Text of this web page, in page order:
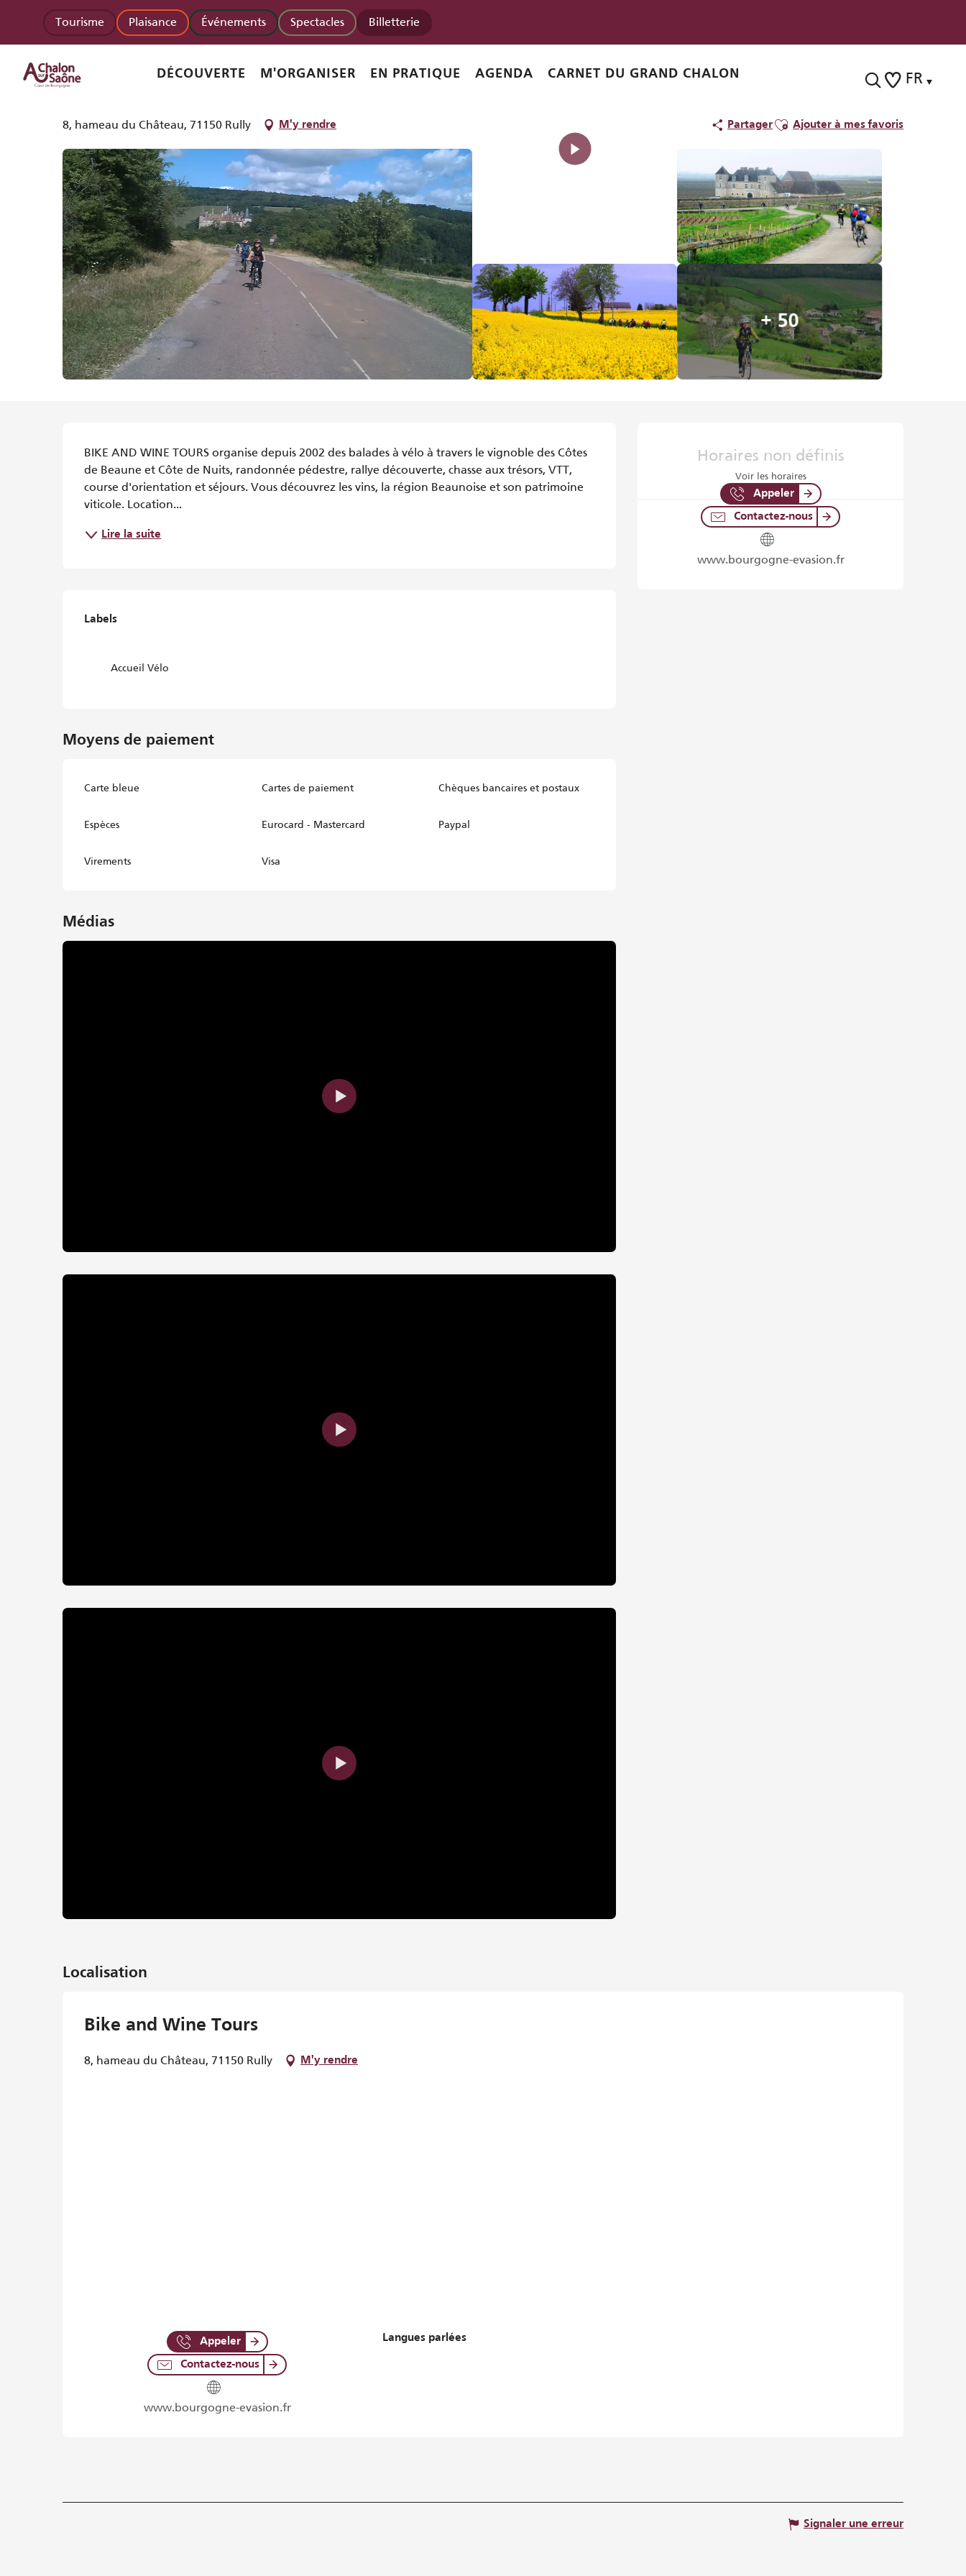
contenu
principal
FR
Tourisme Plaisance Événements Spectacles Billetterie
DÉCOUVERTE M'ORGANISER EN PRATIQUE AGENDA CARNET DU GRAND CHALON
Homepage accueil Bike and Wine Tours
Bike and Wine Tours
8, hameau du Château, 71150 Rully M'y rendre PartagerAjouter aux favoris
Ajouter à mes favoris
+ 50
Horaires non définis
Voir les horaires
Appeler
Contactez-nous
www.bourgogne-evasion.fr
BIKE AND WINE TOURS organise depuis 2002 des balades à vélo à travers le vignoble des Côtes
de Beaune et Côte de Nuits, randonnée pédestre, rallye découverte, chasse aux trésors, VTT,
course d'orientation et séjours. Vous découvrez les vins, la région Beaunoise et son patrimoine
viticole. Location...
Lire la suite
Offres de prestations
Labels
Labels
Accueil Vélo
Moyens de paiement
Carte bleue Cartes de paiement Chèques bancaires et postaux
Espèces Eurocard - Mastercard Paypal
Virements Visa
Médias
Localisation
Bike and Wine Tours
8, hameau du Château, 71150 Rully M'y rendre
Appeler
Contactez-nous
www.bourgogne-evasion.fr
Langues parlées
Langues parlées
Signaler une erreur